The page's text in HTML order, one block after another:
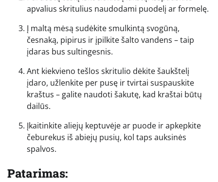
apvalius skritulius naudodami puodelį ar formelę.
Į maltą mėsą sudėkite smulkintą svogūną,
česnaką, pipirus ir įpilkite šalto vandens – taip
įdaras bus sultingesnis.
Ant kiekvieno tešlos skritulio dėkite šaukštelį
įdaro, užlenkite per pusę ir tvirtai suspauskite
kraštus – galite naudoti šakutę, kad kraštai būtų
dailūs.
Įkaitinkite aliejų keptuvėje ar puode ir apkepkite
čeburekus iš abiejų pusių, kol taps auksinės
spalvos.
Patarimas: